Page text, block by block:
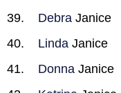
Debra Janice
Linda Janice
Donna Janice